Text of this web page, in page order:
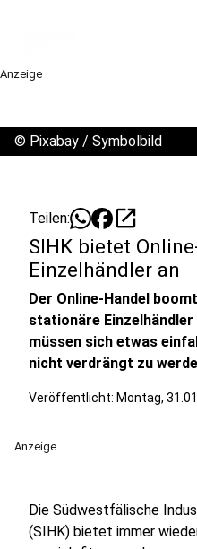
Anzeige
© Pixabay / Symbolbild
Teilen: open_in_new
SIHK bietet
Einzelhändler an
Der Online-Handel
stationäre
müssen sich etwas
nicht verdrängt zu
Veröffentlicht: Montag,
Anzeige
Die Südwestfälische
(SIHK) bietet immer